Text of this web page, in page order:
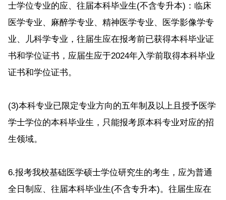
士学位专业的应、往届本科毕业生(不含专升本)：临床
医学专业、麻醉学专业、精神医学专业、医学影像学专
业、儿科学专业，往届生应在报考前已获得本科毕业证
书和学位证书，应届生应于2024年入学前取得本科毕业
证书和学位证书。
(3)本科专业已限定专业方向的五年制及以上且授予医学
学士学位的本科毕业生，只能报考原本科专业对应的招
生领域。
6.报考我校基础医学硕士学位研究生的考生，应为普通
全日制应、往届本科毕业生(不含专升本)。往届生应在